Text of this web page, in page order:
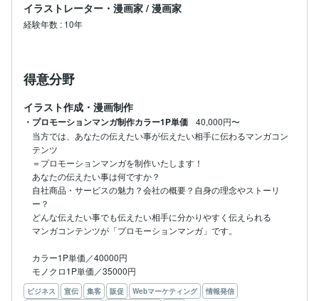
イラストレーター・漫画家 / 漫画家
経験年数 : 10年
得意分野
イラスト作成・漫画制作
・プロモーションマンガ制作カラー1P単価
40,000円〜
当方では、あなたの伝えたい事が伝えたい相手に伝わるマンガコン
テンツ
＝プロモーションマンガを制作いたします！
あなたの伝えたい事は何ですか？
自社商品・サービスの魅力？会社の概要？自身の理念やストーリ
ー？
どんな伝えたい事でも伝えたい相手に分かりやすく伝えられる
マンガコンテンツが「プロモーションマンガ」です。
カラー1P単価／40000円
モノクロ1P単価／35000円
ビジネス 宣伝 集客 販促 Webマーケティング
情報発信